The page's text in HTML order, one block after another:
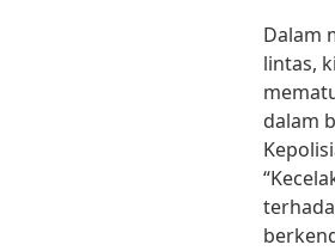
Dalam
lintas,
dalam